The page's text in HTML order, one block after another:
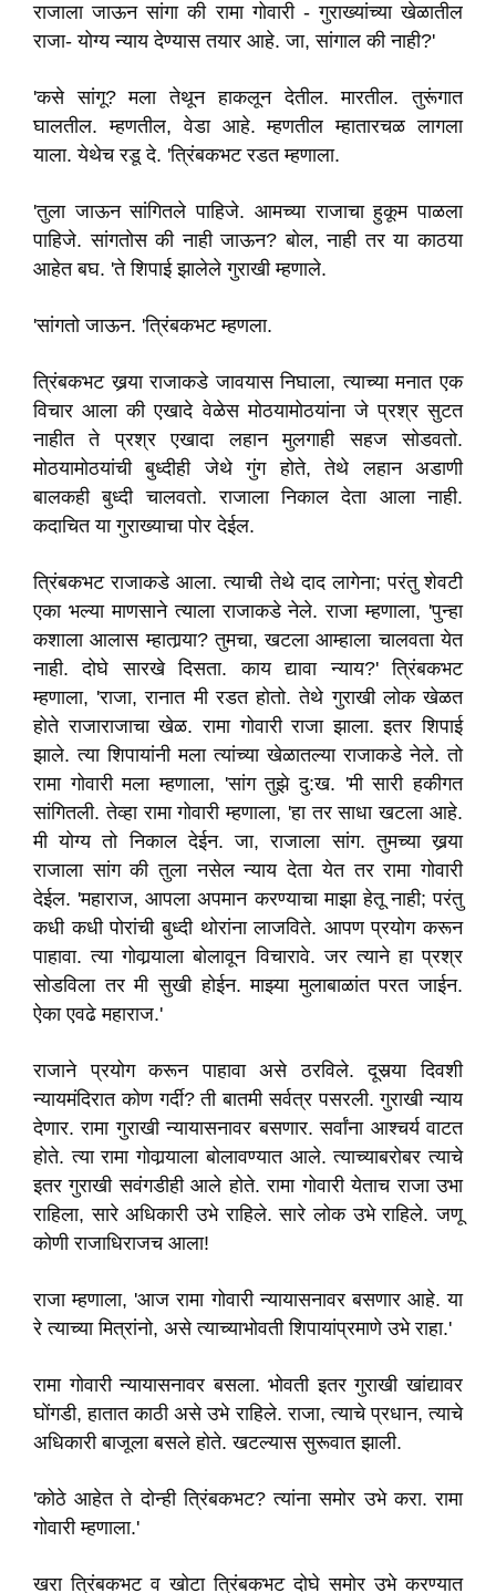
राजाला जाऊन सांगा की रामा गोवारी - गुराख्यांच्या खेळातील
राजा- योग्य न्याय देण्यास तयार आहे. जा, सांगाल की नाही?'
'कसे सांगू? मला तेथून हाकलून देतील. मारतील. तुरूंगात
घालतील. म्हणतील, वेडा आहे. म्हणतील म्हातारचळ लागला
याला. येथेच रडू दे. 'त्रिंबकभट रडत म्हणाला.
'तुला जाऊन सांगितले पाहिजे. आमच्या राजाचा हुकूम पाळला
पाहिजे. सांगतोस की नाही जाऊन? बोल, नाही तर या काठया
आहेत बघ. 'ते शिपाई झालेले गुराखी म्हणाले.
'सांगतो जाऊन. 'त्रिंबकभट म्हणला.
त्रिंबकभट खर्‍या राजाकडे जावयास निघाला, त्याच्या मनात एक
विचार आला की एखादे वेळेस मोठयामोठयांना जे प्रश्र सुटत
नाहीत ते प्रश्र एखादा लहान मुलगाही सहज सोडवतो.
मोठयामोठयांची बुध्दीही जेथे गुंग होते, तेथे लहान अडाणी
बालकही बुध्दी चालवतो. राजाला निकाल देता आला नाही.
कदाचित या गुराख्याचा पोर देईल.
त्रिंबकभट राजाकडे आला. त्याची तेथे दाद लागेना; परंतु शेवटी
एका भल्या माणसाने त्याला राजाकडे नेले. राजा म्हणाला, 'पुन्हा
कशाला आलास म्हातार्‍या? तुमचा, खटला आम्हाला चालवता येत
नाही. दोघे सारखे दिसता. काय द्यावा न्याय?' त्रिंबकभट
म्हणाला, 'राजा, रानात मी रडत होतो. तेथे गुराखी लोक खेळत
होते राजाराजाचा खेळ. रामा गोवारी राजा झाला. इतर शिपाई
झाले. त्या शिपायांनी मला त्यांच्या खेळातल्या राजाकडे नेले. तो
रामा गोवारी मला म्हणाला, 'सांग तुझे दु:ख. 'मी सारी हकीगत
सांगितली. तेव्हा रामा गोवारी म्हणाला, 'हा तर साधा खटला आहे.
मी योग्य तो निकाल देईन. जा, राजाला सांग. तुमच्या खर्‍या
राजाला सांग की तुला नसेल न्याय देता येत तर रामा गोवारी
देईल. 'महाराज, आपला अपमान करण्याचा माझा हेतू नाही; परंतु
कधी कधी पोरांची बुध्दी थोरांना लाजविते. आपण प्रयोग करून
पाहावा. त्या गोवार्‍याला बोलावून विचारावे. जर त्याने हा प्रश्र
सोडविला तर मी सुखी होईन. माझ्या मुलाबाळांत परत जाईन.
ऐका एवढे महाराज.'
राजाने प्रयोग करून पाहावा असे ठरविले. दूसर्‍या दिवशी
न्यायमंदिरात कोण गर्दी? ती बातमी सर्वत्र पसरली. गुराखी न्याय
देणार. रामा गुराखी न्यायासनावर बसणार. सर्वांना आश्चर्य वाटत
होते. त्या रामा गोवार्‍याला बोलावण्यात आले. त्याच्याबरोबर त्याचे
इतर गुराखी सवंगडीही आले होते. रामा गोवारी येताच राजा उभा
राहिला, सारे अधिकारी उभे राहिले. सारे लोक उभे राहिले. जणू
कोणी राजाधिराजच आला!
राजा म्हणाला, 'आज रामा गोवारी न्यायासनावर बसणार आहे. या
रे त्याच्या मित्रांनो, असे त्याच्याभोवती शिपायांप्रमाणे उभे राहा.'
रामा गोवारी न्यायासनावर बसला. भोवती इतर गुराखी खांद्यावर
घोंगडी, हातात काठी असे उभे राहिले. राजा, त्याचे प्रधान, त्याचे
अधिकारी बाजूला बसले होते. खटल्यास सुरूवात झाली.
'कोठे आहेत ते दोन्ही त्रिंबकभट? त्यांना समोर उभे करा. रामा
गोवारी म्हणाला.'
खरा त्रिंबकभट व खोटा त्रिंबकभट दोघे समोर उभे करण्यात